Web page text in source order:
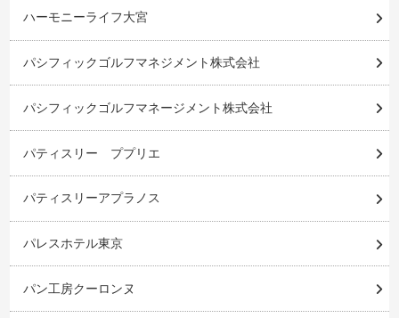
ハーモニーライフ大宮
パシフィックゴルフマネジメント株式会社
パシフィックゴルフマネージメント株式会社
パティスリー ププリエ
パティスリーアプラノス
パレスホテル東京
パン工房クーロンヌ